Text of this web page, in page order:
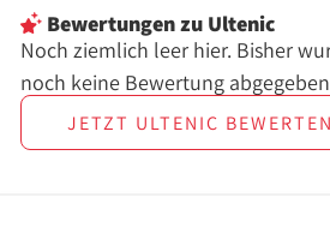
Bewertungenzu Ultenic
Noch ziemlich leer hier. Bisher
noch keine Bewertung
JETZT ULTENIC BEWERTEN